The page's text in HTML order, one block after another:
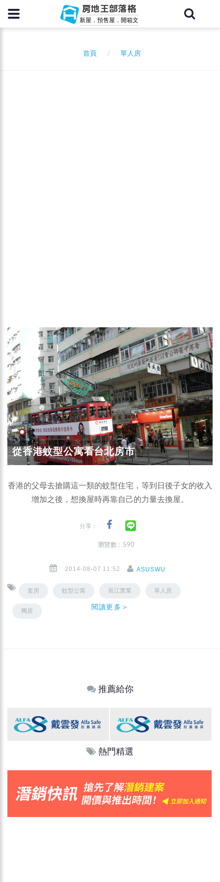
房地王部落格
新屋．預售屋．開箱文
首頁 單人房
從香港蚊型公寓看台北房市
香港的父母去搶購這一類的蚊型住宅，等到日後子女的收入
增加之後，想換屋時再靠自己的力量去換屋。
分享：
瀏覽數 : 590
2014-08-07 11:52 ASUSWU
套房 蚊型公寓 長江實業 單人房
獨居 閱讀更多＞
推薦給你
熱門精選